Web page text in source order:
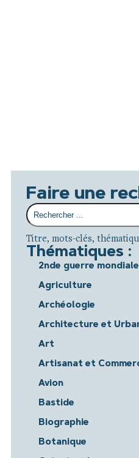
Faire une
Titre, mots-clés,
Thématiques :
2nde guerre mondiale
Agriculture
Archéologie
Architecture et
Art
Artisanat et
Avion
Bastide
Biographie
Botanique